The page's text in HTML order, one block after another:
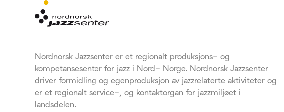
Nordnorsk Jazzsenter er et regionalt produksjons- og
kompetansesenter for jazz i Nord- Norge. Nordnorsk Jazzsenter
driver formidling og egenproduksjon av jazzrelaterte aktiviteter og
er et regionalt service-, og kontaktorgan for jazzmiljøet i
landsdelen.